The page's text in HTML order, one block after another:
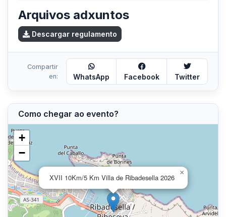
Arquivos adxuntos
Descargar regulamento
Compartir
en:
WhatsApp Facebook Twitter
Como chegar ao evento?
XVII 10Km/5 Km Villa de Ribadesella 2026
×
+
−